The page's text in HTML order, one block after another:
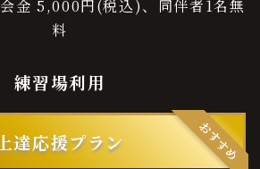
金 5,000円(税込)、同伴者1名無
料
練習場利用
おすすめ
上達応援プラン